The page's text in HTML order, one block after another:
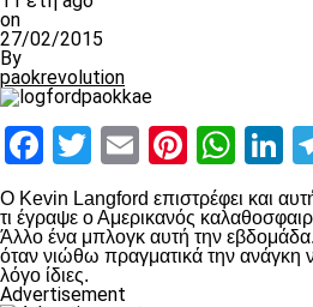
on
27/02/2015
By
paokrevolution
Facebook
Twitter
Email
Ο Kevin Langford επιστρέφει και
τι έγραψε ο Αμερικανός
Άλλο ένα μπλογκ αυτή την
όταν νιώθω πραγματικά την ανάγκη
λόγο ίδιες.
Advertisement